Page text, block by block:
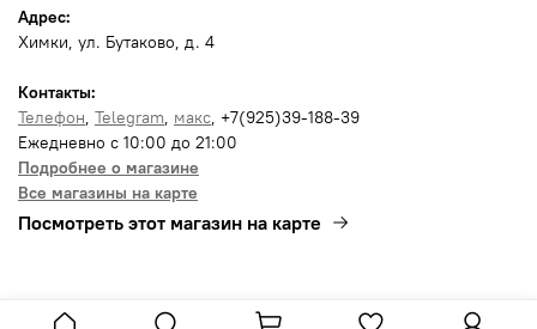
Адрес:
Химки, ул. Бутаково, д. 4
Контакты:
Телефон, Telegram, макс, +7(925)39-188-39
Ежедневно с 10:00 до 21:00
Подробнее о магазине
Все магазины на карте
Посмотреть этот магазин на карте